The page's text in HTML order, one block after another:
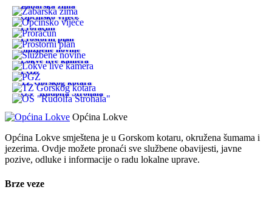
Žabarska zima
Općinsko vijeće
Proračun
Prostorni plan
Službene novine
Lokve live kamera
PGŽ
TZ Gorskog kotara
OŠ "Rudolfa Strohala"
Općina Lokve
Općina Lokve smještena je u Gorskom kotaru, okružena šumama i
jezerima. Ovdje možete pronaći sve službene obavijesti, javne
pozive, odluke i informacije o radu lokalne uprave.
Brze veze